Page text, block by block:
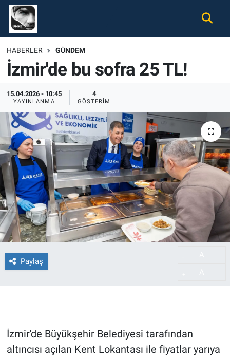
HABERLER GÜNDEM
İzmir'de bu sofra 25 TL!
15.04.2026 - 10:45
YAYINLANMA
4
GÖSTERIM
Paylaş
İzmir'de Büyükşehir Belediyesi tarafından
altıncısı açılan Kent Lokantası ile fiyatlar yarıya
Gündem
Ekonomi
Spor
Magazin
Tüm Haberler
İletişim
Künye
Nöbetçi Eczaneler
Hava Durumu
Namaz Vakitleri
Trafik Durumu
Süper Lig Puan Durumu ve Fikstür
Tüm Manşetler
Son Dakika Haberleri
Haber Arşivi